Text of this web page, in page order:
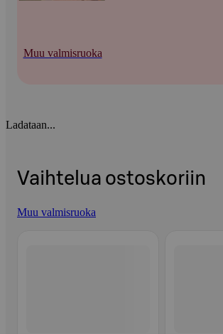
Muu valmisruoka
Ladataan...
Vaihtelua ostoskoriin
Muu valmisruoka